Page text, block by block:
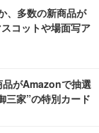
、多数の新商品が
コットや場面写ア
品がAmazonで抽選
三家”の特別カード